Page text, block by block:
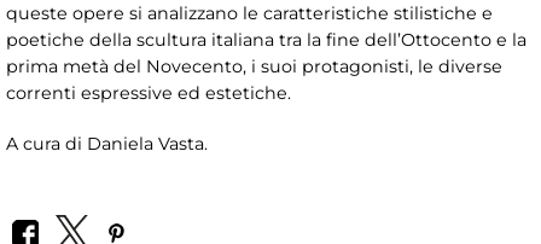
queste opere si analizzano le caratteristiche stilistiche e
poetiche della scultura italiana tra la fine dell’Ottocento e la
prima metà del Novecento, i suoi protagonisti, le diverse
correnti espressive ed estetiche.
A cura di Daniela Vasta.